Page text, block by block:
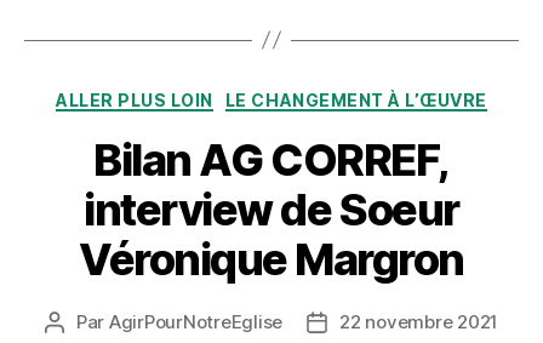
Catégories
ALLER PLUS LOIN LE CHANGEMENT À L’ŒUVRE
Bilan AG CORREF,
interview de Soeur
Véronique Margron
Auteur
Par AgirPourNotreEglise
Date22 novembre 2021